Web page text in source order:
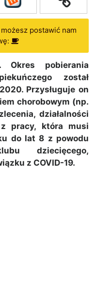
postawić nam
Okres pobierania
został
Przysługuje on
chorobowym (np.
działalności
pracy, która musi
do lat 8 z powodu
dziecięcego,
z COVID-19.